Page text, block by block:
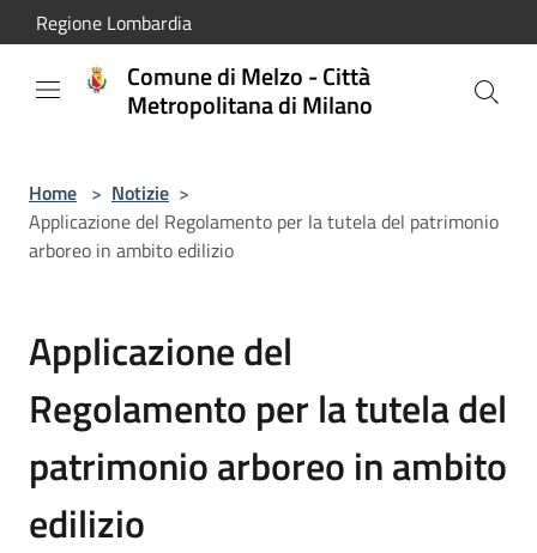
Salta al contenuto principale
Regione Lombardia
Comune di Melzo - Città
Metropolitana di Milano
Home > Notizie >
Applicazione del Regolamento per la tutela del patrimonio
arboreo in ambito edilizio
Applicazione del
Regolamento per la tutela del
patrimonio arboreo in ambito
edilizio